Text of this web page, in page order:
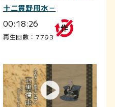
十二貫野用水－
00:18:26
再生回数：7793